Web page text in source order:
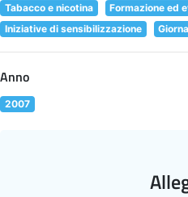
Tabacco e nicotina
Formazione ed
Iniziative di sensibilizzazione
Anno
2007